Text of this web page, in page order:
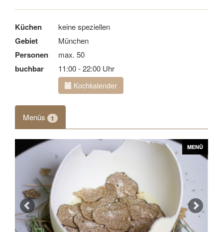
Küchen keine speziellen
Gebiet München
Personen max. 50
buchbar 11:00 - 22:00 Uhr
Kochkalender
Menüs 1
MENÜ
MENÜ
MENÜ
Zurück Vor